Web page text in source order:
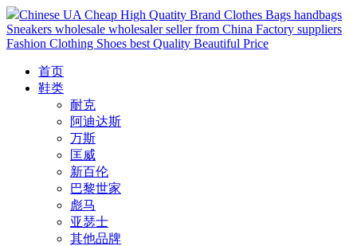
Chinese UA Cheap High Quatity Brand Clothes Bags handbags
Sneakers wholesale wholesaler seller from China Factory suppliers
Fashion Clothing Shoes best Quality Beautiful Price
首页
鞋类
耐克
阿迪达斯
万斯
匡威
新百伦
巴黎世家
彪马
亚瑟士
其他品牌